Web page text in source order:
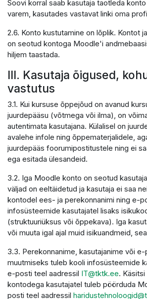
Soovi korral saab kasutaja taotleda
varem, kasutades vastavat linki oma
2.6. Konto kustutamine on lõplik. Kontot
on seotud kontoga Moodle'i
hiljem taastada.
III. Kasutaja õigused,
vastutus
3.1. Kui kursuse õppejõud on avanud
juurdepääsu (võtmega või ilma), on
autentimata kasutajana. Külalisel on
avalehe infole ning õppematerjalidele,
juurdepääs foorumipostitustele ning ei
ega esitada ülesandeid.
3.2. Iga Moodle konto on seotud
väljad on eeltäidetud ja kasutaja ei saa
kontodel ees- ja perekonnanimi ning e-
infosüsteemide kasutajatel lisaks
(struktuuriüksus või õppekava). Iga
või muuta igal ajal muid isikuandmeid,
3.3. Perekonnanime, kasutajanime või
muutmiseks tuleb kooli infosüsteemide
e-posti teel aadressil IT@tktk.ee.
kontodega kasutajatel tuleb pöörduda
posti teel aadressil